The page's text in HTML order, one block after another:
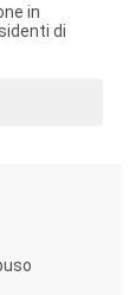
in
di